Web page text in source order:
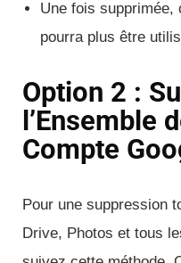
Une fois supprimée,
pourra plus être
Option 2 :
l’Ensemble
Compte
Pour une suppression
Drive, Photos et tous